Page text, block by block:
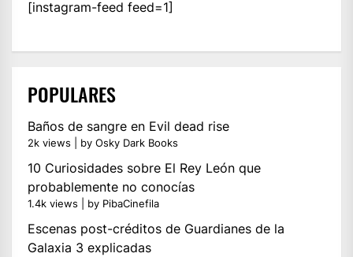
[instagram-feed feed=1]
POPULARES
Baños de sangre en Evil dead rise
2k views by Osky Dark Books
10 Curiosidades sobre El Rey León que
probablemente no conocías
1.4k views by PibaCinefila
Escenas post-créditos de Guardianes de la
Galaxia 3 explicadas